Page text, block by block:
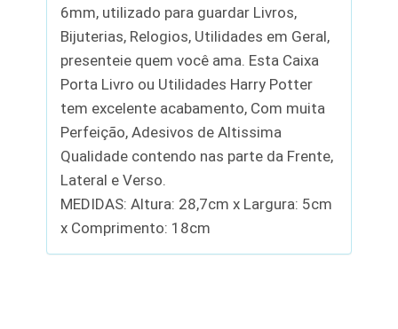
6mm, utilizado para guardar Livros,
Bijuterias, Relogios, Utilidades em Geral,
presenteie quem você ama. Esta Caixa
Porta Livro ou Utilidades Harry Potter
tem excelente acabamento, Com muita
Perfeição, Adesivos de Altissima
Qualidade contendo nas parte da Frente,
Lateral e Verso.
MEDIDAS: Altura: 28,7cm x Largura: 5cm
x Comprimento: 18cm